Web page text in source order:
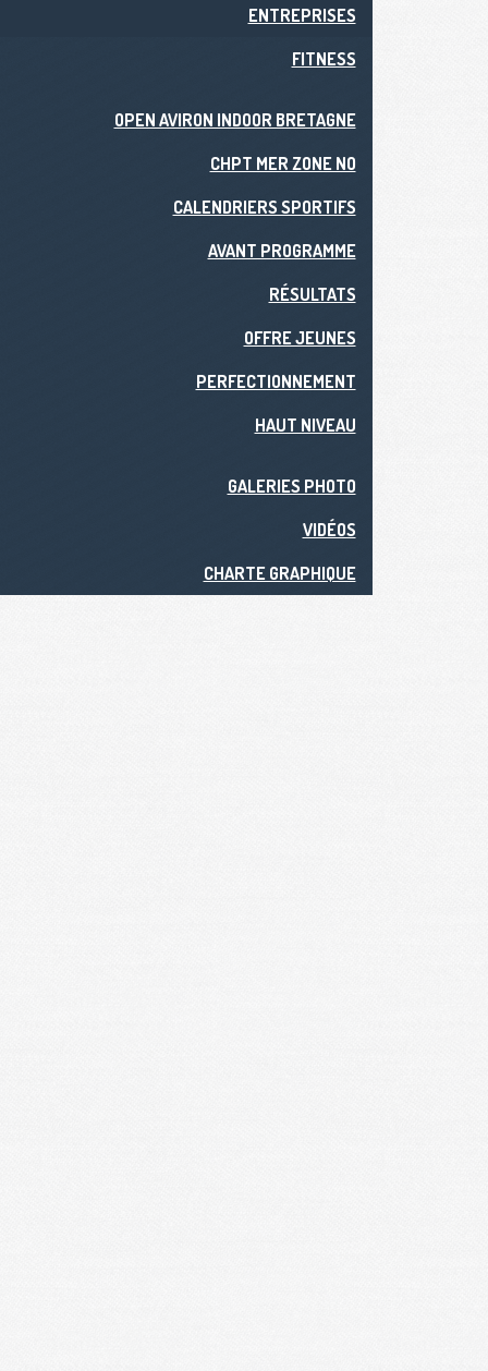
ENTREPRISES
FITNESS
OPEN AVIRON INDOOR BRETAGNE
CHPT MER ZONE NO
CALENDRIERS SPORTIFS
AVANT PROGRAMME
RÉSULTATS
OFFRE JEUNES
PERFECTIONNEMENT
HAUT NIVEAU
GALERIES PHOTO
VIDÉOS
CHARTE GRAPHIQUE